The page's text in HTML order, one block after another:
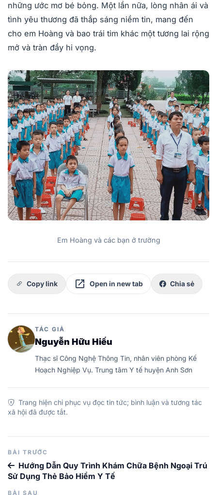
những ước mơ bé bỏng. Một lần nữa, lòng nhân ái và
tình yêu thương đã thắp sáng niềm tin, mang đến
cho em Hoàng và bao trái tim khác một tương lai rộng
mở và tràn đầy hi vọng.
Em Hoàng và các bạn ở trường
Copy link open_in_new Open in new tab Chia sẻ
TÁC GIẢ
Nguyễn Hữu Hiếu
Thạc sĩ Công Nghệ Thông Tin, nhân viên phòng Kế
Hoạch Nghiệp Vụ. Trung tâm Y tế huyện Anh Sơn
Trang hiện chỉ phục vụ đọc tin tức; bình luận và tương tác
xã hội đã được tắt.
BÀI TRƯỚC
Hướng Dẫn Quy Trình Khám Chữa Bệnh Ngoại Trú
Sử Dụng Thẻ Bảo Hiểm Y Tế
BÀI SAU